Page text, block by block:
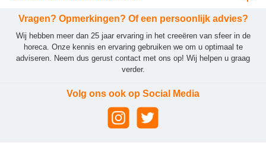
Vragen? Opmerkingen? Of een persoonlijk advies?
Wij hebben meer dan 25 jaar ervaring in het creeëren van sfeer in de
horeca. Onze kennis en ervaring gebruiken we om u optimaal te
adviseren. Neem dus gerust contact met ons op! Wij helpen u graag
verder.
Volg ons ook op Social Media